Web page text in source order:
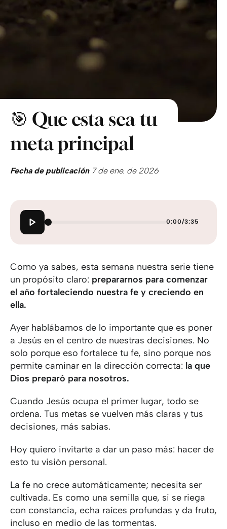
🎯 Que esta sea tu
meta principal
Fecha de publicación7 de ene. de 2026
0:00/3:35
Como ya sabes, esta semana nuestra serie tiene
un propósito claro: prepararnos para comenzar
el año fortaleciendo nuestra fe y creciendo en
ella.
Ayer hablábamos de lo importante que es poner
a Jesús en el centro de nuestras decisiones. No
solo porque eso fortalece tu fe, sino porque nos
permite caminar en la dirección correcta: la que
Dios preparó para nosotros.
Cuando Jesús ocupa el primer lugar, todo se
ordena. Tus metas se vuelven más claras y tus
decisiones, más sabias.
Hoy quiero invitarte a dar un paso más: hacer de
esto tu visión personal.
La fe no crece automáticamente; necesita ser
cultivada. Es como una semilla que, si se riega
con constancia, echa raíces profundas y da fruto,
incluso en medio de las tormentas.